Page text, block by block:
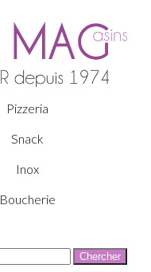
Pizzeria
Snack
Inox
Boucherie